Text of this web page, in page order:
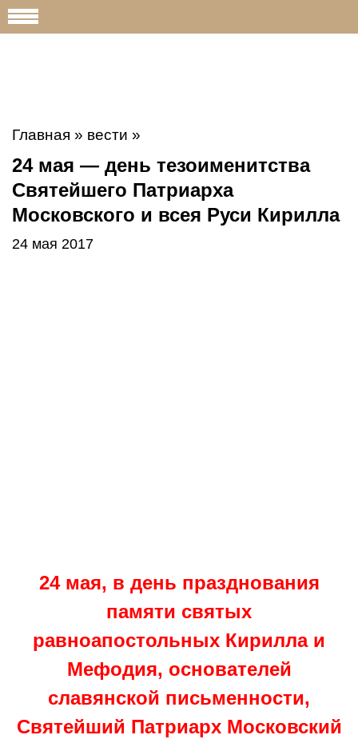
Главная » вести »
24 мая — день тезоименитства
Святейшего Патриарха
Московского и всея Руси Кирилла
24 мая 2017
24 мая, в день празднования
памяти святых
равноапостольных Кирилла и
Мефодия, основателей
славянской письменности,
Святейший Патриарх Московский